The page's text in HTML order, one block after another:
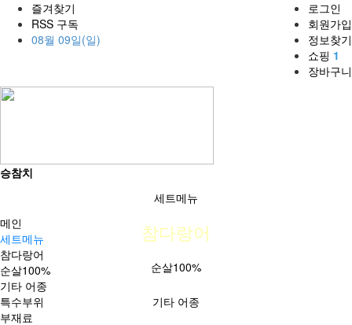
즐겨찾기
RSS 구독
08월 09일(일)
로그인
회원가입
정보찾기
쇼핑 1
장바구니
승참치
세트메뉴
참다랑어
순살100%
기타 어종
메인
세트메뉴
참다랑어
순살100%
기타 어종
특수부위
부재료